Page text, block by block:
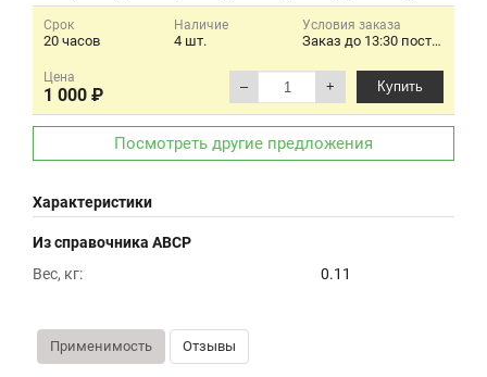
Срок
20 часов
Наличие
4 шт.
Условия заказа
Заказ до 13:30 поставка на следующий день.
Цена
1 000 ₽ – + Купить
Посмотреть другие предложения
Характеристики
Из справочника ABCP
Вес, кг:
0.11
Применимость Отзывы